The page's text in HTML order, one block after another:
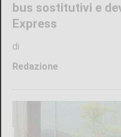
bus sostitutivi e
Express
di
Redazione